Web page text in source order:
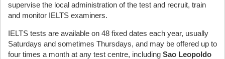
supervise the local administration of the test and recruit, train
and monitor IELTS examiners.
IELTS tests are available on 48 fixed dates each year, usually
Saturdays and sometimes Thursdays, and may be offered up to
four times a month at any test centre, including Sao Leopoldo